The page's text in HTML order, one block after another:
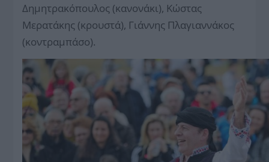
Δημητρακόπουλος (κανονάκι), Κώστας
Μερατάκης (κρουστά), Γιάννης Πλαγιαννάκος
(κοντραμπάσο).